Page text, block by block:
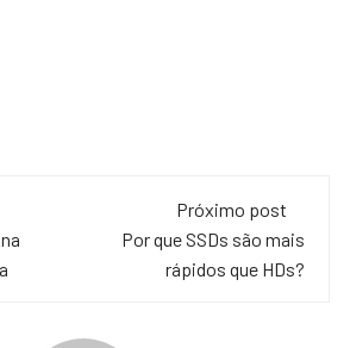
Próximo post
Por que SSDs são mais
rápidos que HDs?